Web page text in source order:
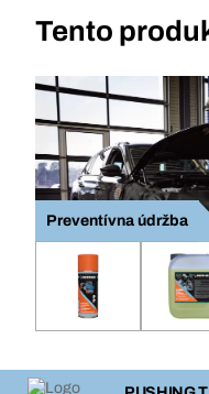
Tento
Preventívna údržba